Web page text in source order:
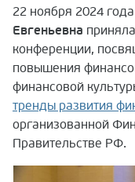
22 ноября 2024
Евгеньевна
конференции,
повышения
финансовой
тренды развития
организованной
Правительстве РФ.